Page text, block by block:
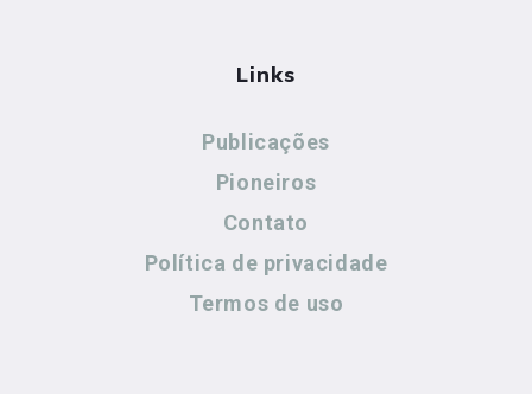
Links
Publicações
Pioneiros
Contato
Política de privacidade
Termos de uso